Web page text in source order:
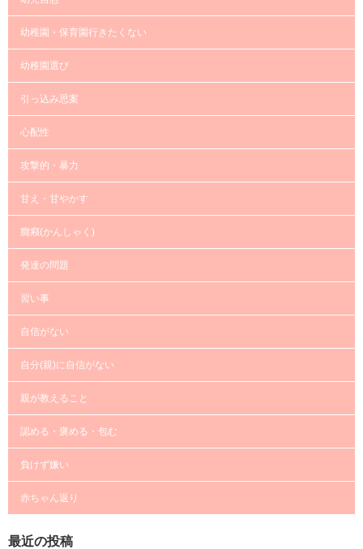
幼稚園・保育園行きたくない
幼稚園選び
引っ込み思案
心配性
攻撃的・暴力
甘え・甘やかす
癇癪(かんしゃく)
発達の問題
習い事
自信がない
自分(親)に自信がない
親が教えること
認める・褒める・包む
負けず嫌い
赤ちゃん返り
最近の投稿